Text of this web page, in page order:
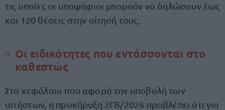
τις οποίες οι υποψήφιοι μπορούν να δηλώσουν έως
και 120 θέσεις στην αίτησή τους.
Οι ειδικότητες που εντάσσονται στο
καθεστώς
Στο κεφάλαιο που αφορά την υποβολή των
αιτήσεων, η προκήρυξη 2ΓΒ/2026 προβλέπει ότι για